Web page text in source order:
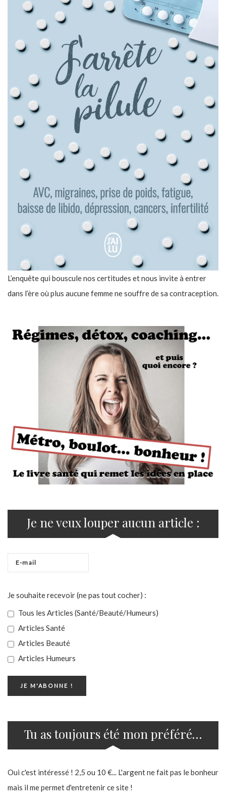
L’enquête qui bouscule nos certitudes et nous invite à entrer
dans l’ère où plus aucune femme ne souffre de sa contraception.
Je ne veux louper aucun article :
Je souhaite recevoir (ne pas tout cocher) :
Tous les Articles (Santé/Beauté/Humeurs)
Articles Santé
Articles Beauté
Articles Humeurs
Tu as toujours été mon préféré…
Oui c'est intéressé ! 2,5 ou 10 €... L'argent ne fait pas le bonheur
mais il me permet d'entretenir ce site !